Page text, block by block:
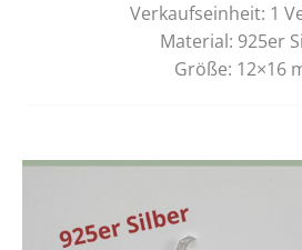
Verkaufseinheit: 1
Material: 925er
Größe: 12×16